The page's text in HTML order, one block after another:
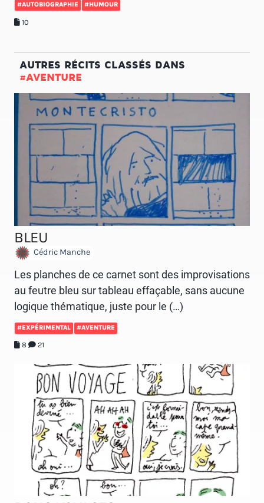
#AUTOBIOGRAPHIE #HUMOUR
10
AUTRES RÉCITS CLASSÉS DANS
#AVENTURE
BLEU
Cédric Manche
Les planches de ce carnet sont des improvisations
au feutre bleu sur tableau effaçable, sans aucune
logique thématique, juste pour le (…)
#EXPÉRIMENTAL #AVENTURE
8 21